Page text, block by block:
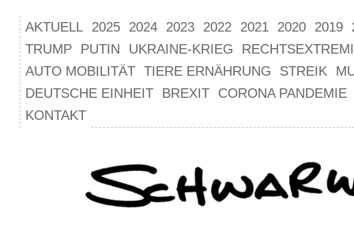
AKTUELL 2025 2024 2023 2022 2021 2020 2019
TRUMP
PUTIN UKRAINE-KRIEG
AUTO MOBILITÄT TIERE ERNÄHRUNG STREIK
DEUTSCHE EINHEIT
BREXIT
CORONA PANDEMIE
KONTAKT